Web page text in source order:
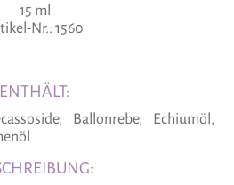
15 ml
Nr.: 1560
ENTHÄLT:
Ballonrebe, Echiumöl,